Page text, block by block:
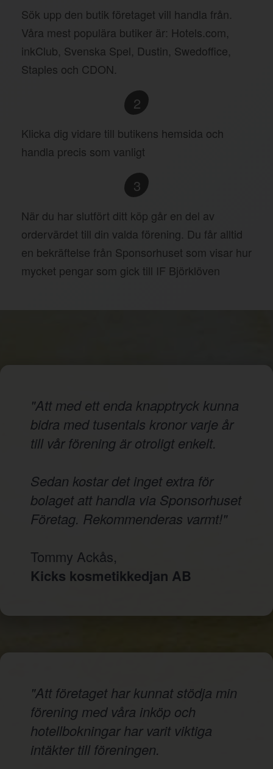
Sök upp den butik företaget vill handla från.
Våra mest populära butiker är: Hotels.com,
inkClub, Svenska Spel, Dustin, Swedoffice,
Staples och CDON.
2
Klicka dig vidare till butikens hemsida och
handla precis som vanligt
3
När du har slutfört ditt köp går en del av
ordervärdet till din valda förening. Du får alltid
en bekräftelse från Sponsorhuset som visar hur
mycket pengar som gick till IF Björklöven
"Att med ett enda knapptryck kunna
bidra med tusentals kronor varje år
till vår förening är otroligt enkelt.
Sedan kostar det inget extra för
bolaget att handla via Sponsorhuset
Företag. Rekommenderas varmt!"
Tommy Ackås,
Kicks kosmetikkedjan AB
"Att företaget har kunnat stödja min
förening med våra inköp och
hotellbokningar har varit viktiga
intäkter till föreningen.